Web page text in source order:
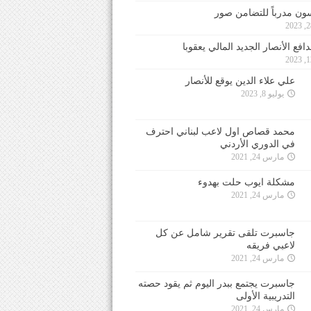
مدرباً للتضامن صور
الأنصار الجديد المالي يعقوبا
علي علاء الدين يوقع للأنصار
يوليو 8, 2023
محمد قصاص اول لاعب لبناني احترف
في الدوري الأردني
مارس 24, 2021
مشكلة ايوب حلت بهدوء
مارس 24, 2021
جاسبرت تلقى تقرير شامل عن كل
لاعبي فريقه
مارس 24, 2021
جاسبرت يجتمع ببدر اليوم ثم يقود حصته
التدريبية الأولى
مارس 24, 2021